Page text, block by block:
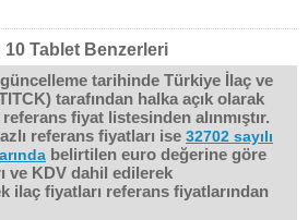
10 Tablet Benzerleri
tarihinde Türkiye İlaç ve
tarafından halka açık olarak
fiyat listesinden alınmıştır.
referans fiyatları ise 32702 sayılı
belirtilen euro değerine göre
ve KDV dahil edilerek
ilaç fiyatları referans fiyatlarından